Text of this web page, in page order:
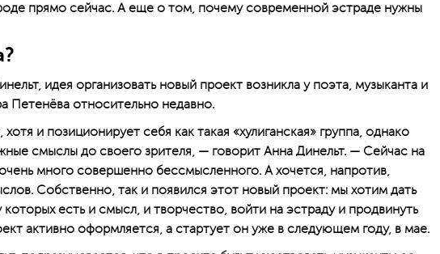
прямо сейчас. А еще о том, почему современной эстраде нужны
идея организовать новый проект возникла у поэта, музыканта и
Петенёва относительно недавно.
и позиционирует себя как такая «хулиганская» группа, однако
смыслы до своего зрителя, — говорит Анна Динельт. — Сейчас на
много совершенно бессмысленного. А хочется, напротив,
Собственно, так и появился этот новый проект: мы хотим дать
есть и смысл, и творчество, вой­ти на эстраду и продвинуть
активно оформляется, а стартует он уже в следующем году, в мае.